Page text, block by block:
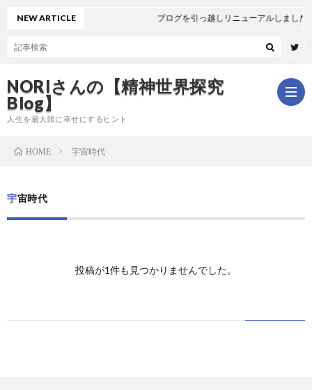
NORIさんの【精神世界探究
Blog】
人生を最大限に幸せにするヒント
に
情
て
お
NEW ARTICLE ブログを引っ越しリニューアルしました🐻
HOME 宇宙時代
宇宙時代
投稿が1件も見つかりませんでした。